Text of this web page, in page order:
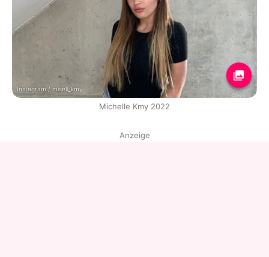
Instagram / miseli_kmy
Michelle Kmy 2022
Anzeige